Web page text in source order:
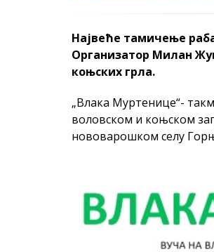
Највеће тамичење
Организатор Милан
коњских грла.
„Влака Муртенице“-
воловском и коњском
нововарошком селу